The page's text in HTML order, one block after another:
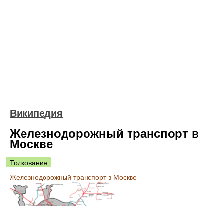
Википедия
Железнодорожный транспорт в
Москве
Толкование
Железнодорожный транспорт в Москве